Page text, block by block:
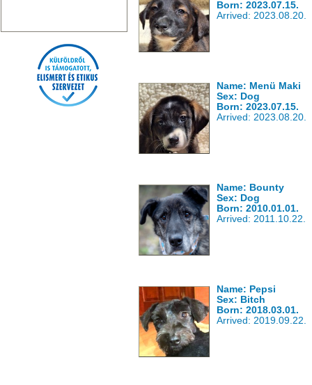
Born: 2023.07.15.
Arrived: 2023.08.20.
Name: Menü Maki
Sex: Dog
Born: 2023.07.15.
Arrived: 2023.08.20.
Name: Bounty
Sex: Dog
Born: 2010.01.01.
Arrived: 2011.10.22.
Name: Pepsi
Sex: Bitch
Born: 2018.03.01.
Arrived: 2019.09.22.